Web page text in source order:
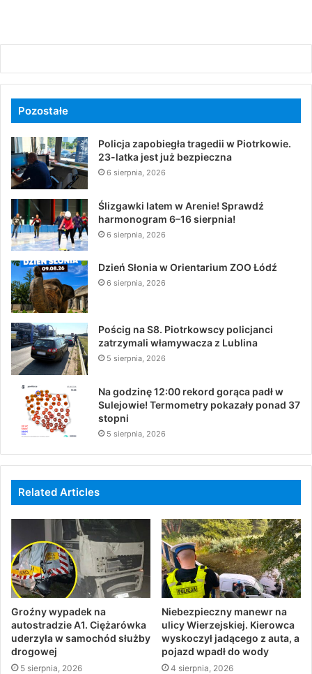
Pozostałe
Policja zapobiegła tragedii w Piotrkowie.
23-latka jest już bezpieczna
6 sierpnia, 2026
Ślizgawki latem w Arenie! Sprawdź
harmonogram 6–16 sierpnia!
6 sierpnia, 2026
Dzień Słonia w Orientarium ZOO Łódź
6 sierpnia, 2026
Pościg na S8. Piotrkowscy policjanci
zatrzymali włamywacza z Lublina
5 sierpnia, 2026
Na godzinę 12:00 rekord gorąca padł w
Sulejowie! Termometry pokazały ponad 37
stopni
5 sierpnia, 2026
Related Articles
Groźny wypadek na
autostradzie A1. Ciężarówka
uderzyła w samochód służby
drogowej
5 sierpnia, 2026
Niebezpieczny manewr na
ulicy Wierzejskiej. Kierowca
wyskoczył jadącego z auta, a
pojazd wpadł do wody
4 sierpnia, 2026